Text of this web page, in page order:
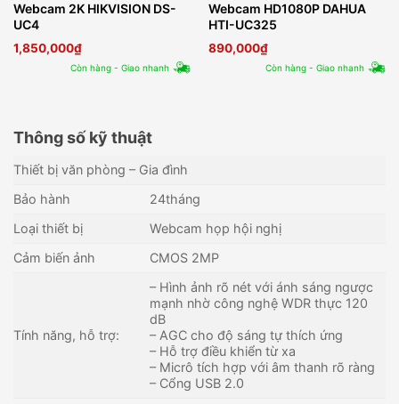
Webcam 2K HIKVISION DS-
UC4
1,850,000₫
Còn hàng - Giao nhanh
Webcam HD1080P DAHUA
HTI-UC325
890,000₫
Còn hàng - Giao nhanh
Thông số kỹ thuật
Thiết bị văn phòng – Gia đình
Bảo hành
24tháng
Loại thiết bị
Webcam họp hội nghị
Cảm biến ảnh
CMOS 2MP
Tính năng, hỗ trợ:
– Hình ảnh rõ nét với ánh sáng ngược
mạnh nhờ công nghệ WDR thực 120
dB
– AGC cho độ sáng tự thích ứng
– Hỗ trợ điều khiển từ xa
– Micrô tích hợp với âm thanh rõ ràng
– Cổng USB 2.0